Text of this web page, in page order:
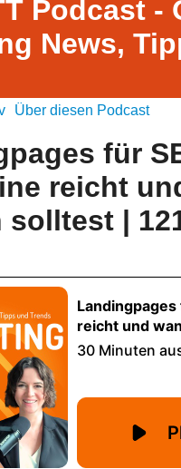
Podcast -
News,
Über diesen Podcast
für
reicht
|